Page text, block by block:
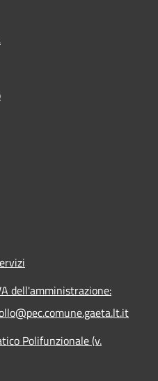
dell'amministrazione:
Polifunzionale (v.